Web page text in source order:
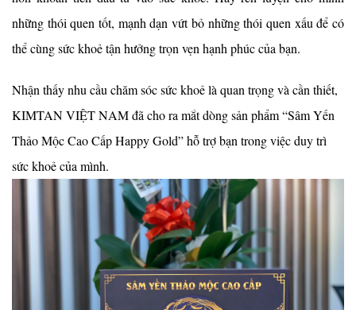
những thói quen tốt, mạnh dạn vứt bỏ những thói quen xấu để có
thể cùng sức khoẻ tận hưởng trọn vẹn hạnh phúc của bạn.
Nhận thấy nhu cầu chăm sóc sức khoẻ là quan trọng và cần thiết,
KIMTAN VIỆT NAM đã cho ra mắt dòng sản phẩm “Sâm Yến
Thảo Mộc Cao Cấp Happy Gold” hỗ trợ bạn trong việc duy trì
sức khoẻ của mình.